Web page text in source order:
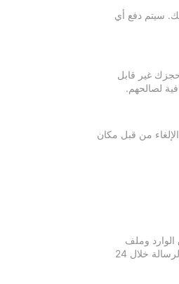
سيتم دفع أي
حجزك غير قابل
لصالحهم.
من قبل مكان
الوارد وملف
الرسائل غير المرغوبة في بريدك الإلكتروني. يرجى التواصل مع مكان الإقامة للتأكد من إلغاء الحجز إذا لم تصلك الرسالة خلال 24